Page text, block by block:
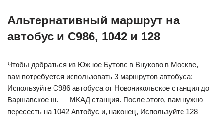
Альтернативный маршрут на
автобус и С986, 1042 и 128
Чтобы добраться из Южное Бутово в Внуково в Москве,
вам потребуется использовать 3 маршрутов автобуса:
Используйте С986 автобуса от Новоникольское станция до
Варшавское ш. — МКАД станция. После этого, вам нужно
пересесть на 1042 Автобус и, наконец, Используйте 128